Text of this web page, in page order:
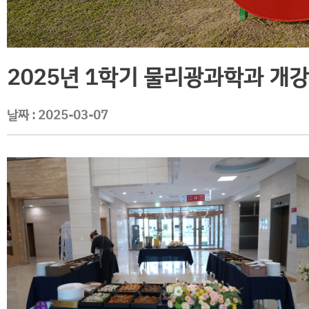
2025년 1학기 물리광과학과 개
날짜 : 2025-03-07